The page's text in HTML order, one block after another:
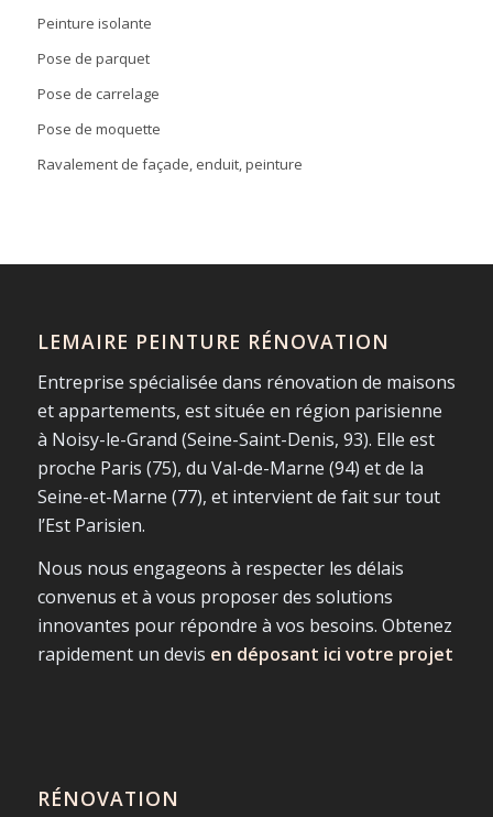
Peinture isolante
Pose de parquet
Pose de carrelage
Pose de moquette
Ravalement de façade, enduit, peinture
LEMAIRE PEINTURE RÉNOVATION
Entreprise spécialisée dans rénovation de maisons
et appartements, est située en région parisienne
à Noisy-le-Grand (Seine-Saint-Denis, 93). Elle est
proche Paris (75), du Val-de-Marne (94) et de la
Seine-et-Marne (77), et intervient de fait sur tout
l’Est Parisien.
Nous nous engageons à respecter les délais
convenus et à vous proposer des solutions
innovantes pour répondre à vos besoins. Obtenez
rapidement un devis en déposant ici votre projet
RÉNOVATION